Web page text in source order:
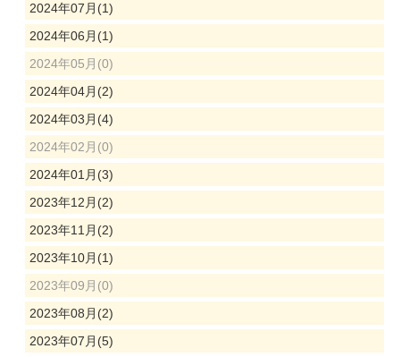
2024年07月(1)
2024年06月(1)
2024年05月(0)
2024年04月(2)
2024年03月(4)
2024年02月(0)
2024年01月(3)
2023年12月(2)
2023年11月(2)
2023年10月(1)
2023年09月(0)
2023年08月(2)
2023年07月(5)